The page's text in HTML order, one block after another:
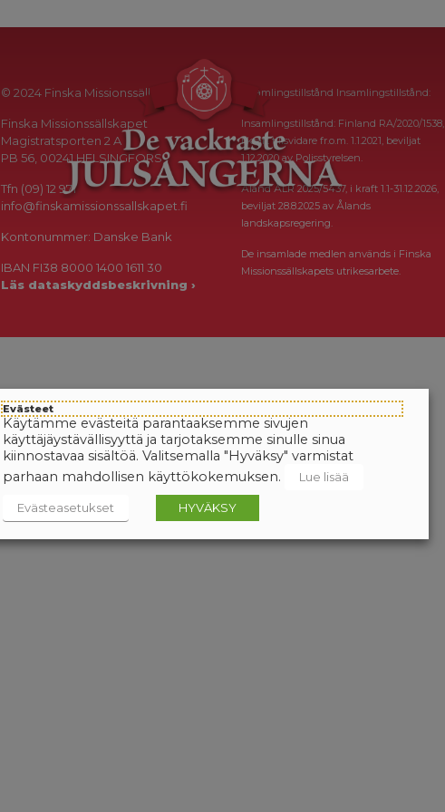
© 2024 Finska Missionssällskapet
Finska Missionssällskapet
Magistratsporten 2 A
PB 56, 00241 HELSINGFORS
Tfn (09) 12 971
info@finskamissionssallskapet.fi
Kontonummer: Danske Bank
IBAN FI38 8000 1400 1611 30
Läs dataskyddsbeskrivning ›
Insamlingstillstånd Insamlingstillstånd:
Insamlingstillstånd: Finland RA/2020/1538,
i kraft tillsvidare fr.o.m. 1.1.2021, beviljat
1.12.2020 av Polisstyrelsen.
Åland ÅLR 2025/5437, i kraft 1.1-31.12.2026,
beviljat 28.8.2025 av Ålands
landskapsregering.
De insamlade medlen används i Finska
Missionssällskapets utrikesarbete.
Evästeet
Käytämme evästeitä parantaaksemme sivujen
käyttäjäystävällisyyttä ja tarjotaksemme sinulle sinua
kiinnostavaa sisältöä. Valitsemalla "Hyväksy" varmistat
parhaan mahdollisen käyttökokemuksen.
Lue lisää
Evästeasetukset HYVÄKSY